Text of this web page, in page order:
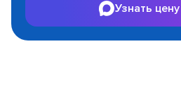
Узнать